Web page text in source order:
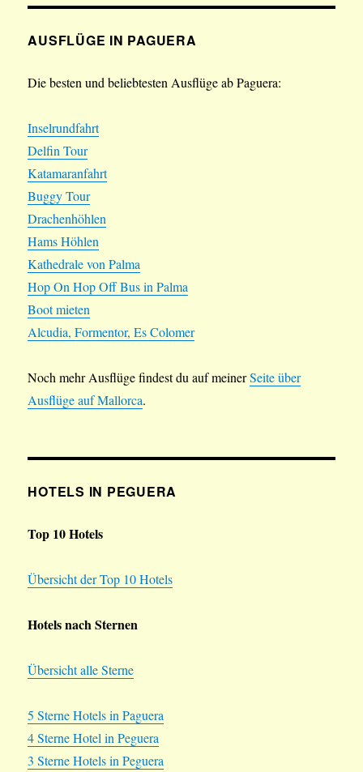
AUSFLÜGE IN PAGUERA
Die besten und beliebtesten Ausflüge ab Paguera:
Inselrundfahrt
Delfin Tour
Katamaranfahrt
Buggy Tour
Drachenhöhlen
Hams Höhlen
Kathedrale von Palma
Hop On Hop Off Bus in Palma
Boot mieten
Alcudia, Formentor, Es Colomer
Noch mehr Ausflüge findest du auf meinerSeite über
Ausflüge auf Mallorca.
HOTELS IN PEGUERA
Top 10 Hotels
Übersicht der Top 10 Hotels
Hotels nach Sternen
Übersicht alle Sterne
5 Sterne Hotels in Paguera
4 Sterne Hotel in Peguera
3 Sterne Hotels in Peguera